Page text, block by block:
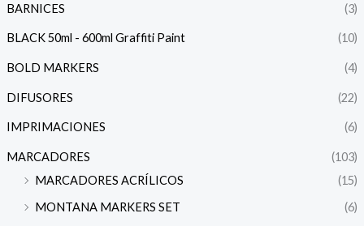
BARNICES (3)
BLACK 50ml - 600ml Graffiti Paint (10)
BOLD MARKERS (4)
DIFUSORES (22)
IMPRIMACIONES (6)
MARCADORES
(103)
MARCADORES ACRÍLICOS
(15)
MONTANA MARKERS SET
(6)